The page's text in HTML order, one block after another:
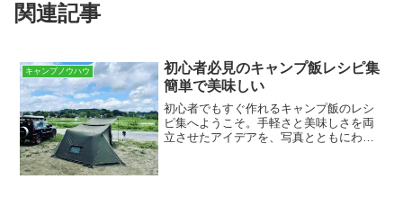
関連記事
キャンプノウハウ
初心者必見のキャンプ飯レシピ集
簡単で美味しい
初心者でもすぐ作れるキャンプ飯のレシ
ピ集へようこそ。手軽さと美味しさを両
立させたアイデアを、写真とともにわか